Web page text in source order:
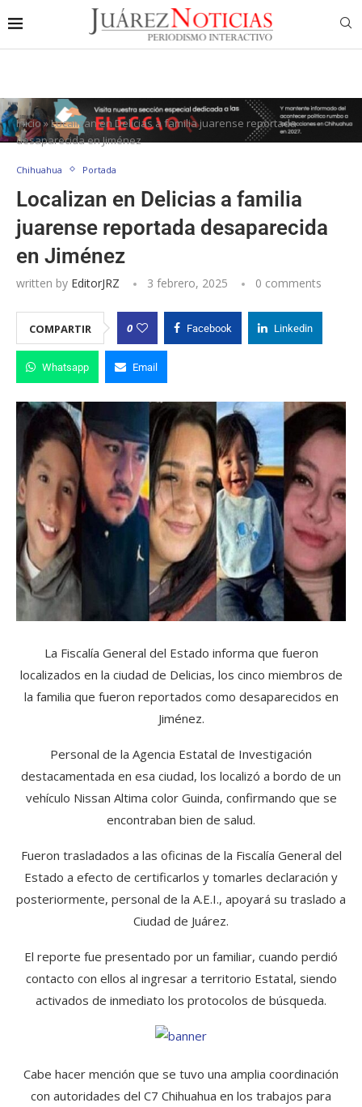
Inicio»Localizan en Delicias a familia juarense reportada
desaparecida en Jiménez
Chihuahua Portada
Localizan en Delicias a familia
juarense reportada desaparecida
en Jiménez
written by EditorJRZ 3 febrero, 2025 0 comments
COMPARTIR 0 Facebook Linkedin
Whatsapp Email
La Fiscalía General del Estado informa que fueron
localizados en la ciudad de Delicias, los cinco miembros de
la familia que fueron reportados como desaparecidos en
Jiménez.
Personal de la Agencia Estatal de Investigación
destacamentada en esa ciudad, los localizó a bordo de un
vehículo Nissan Altima color Guinda, confirmando que se
encontraban bien de salud.
Fueron trasladados a las oficinas de la Fiscalía General del
Estado a efecto de certificarlos y tomarles declaración y
posteriormente, personal de la A.E.I., apoyará su traslado a
Ciudad de Juárez.
El reporte fue presentado por un familiar, cuando perdió
contacto con ellos al ingresar a territorio Estatal, siendo
activados de inmediato los protocolos de búsqueda.
Cabe hacer mención que se tuvo una amplia coordinación
con autoridades del C7 Chihuahua en los trabajos para